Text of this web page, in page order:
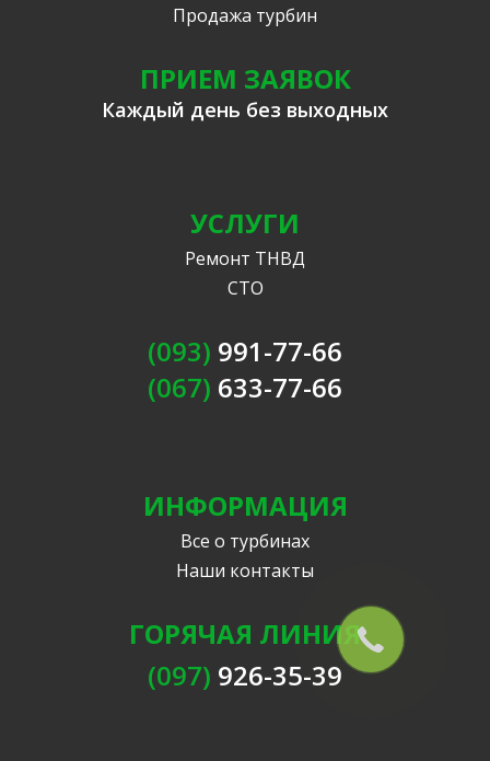
Продажа турбин
ПРИЕМ ЗАЯВОК
Каждый день без выходных
УСЛУГИ
Ремонт ТНВД
СТО
(093) 991-77-66
(067) 633-77-66
ИНФОРМАЦИЯ
Все о турбинах
Наши контакты
ГОРЯЧАЯ ЛИНИЯ
(097) 926-35-39